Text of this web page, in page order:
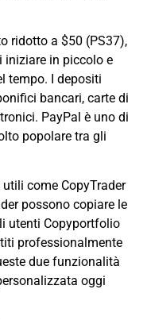
ridotto a $50 (PS37),
in piccolo e
tempo. I depositi
bancari, carte di
PayPal è uno di
popolare tra gli
come CopyTrader
possono copiare le
utenti Copyportfolio
professionalmente
due funzionalità
oggi